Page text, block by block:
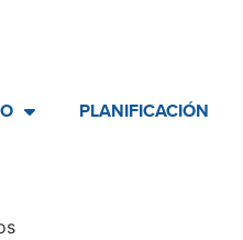
PLANIFICACIÓN